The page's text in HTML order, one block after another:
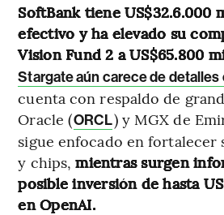
SoftBank tiene US$32.6.000
efectivo y ha elevado su
Vision Fund 2 a US$65.800
Stargate aún carece de
cuenta con respaldo de
Oracle (ORCL) y MGX de
sigue enfocado en fortalecer
y chips,mientras surgen
posible inversión de hasta
en OpenAI.